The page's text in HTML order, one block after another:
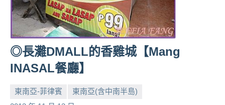
◎長灘DMALL的香雞城【Mang
INASAL餐廳】
東南亞-菲律賓
東南亞(含中南半島)